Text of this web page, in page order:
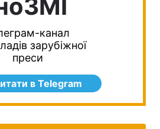
канал
зарубіжної
преси
в Telegram